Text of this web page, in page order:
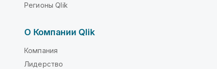
Регионы Qlik
О Компании Qlik
Компания
Лидерство